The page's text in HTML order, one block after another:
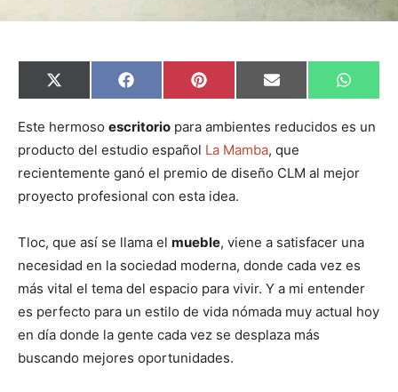
C
o
p
r
t
i
r
e
X
(
w
t
t
e
r
)
C
o
p
r
i
r
e
F
a
e
o
o
k
C
o
p
r
i
r
e
P
i
t
r
s
t
C
o
p
r
t
i
E
m
i
C
o
p
i
W
h
t
p
p
Este hermoso escritorio para ambientes reducidos es un
producto del estudio español La Mamba, que
recientemente ganó el premio de diseño CLM al mejor
proyecto profesional con esta idea.
Tloc, que así se llama el mueble, viene a satisfacer una
necesidad en la sociedad moderna, donde cada vez es
más vital el tema del espacio para vivir. Y a mi entender
es perfecto para un estilo de vida nómada muy actual hoy
en día donde la gente cada vez se desplaza más
buscando mejores oportunidades.